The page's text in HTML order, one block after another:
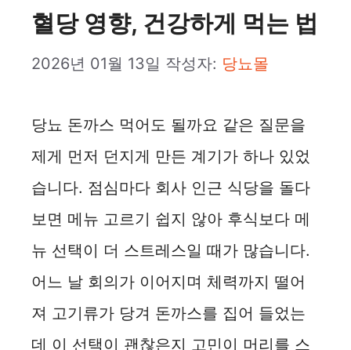
혈당 영향, 건강하게 먹는 법
2026년 01월 13일 작성자: 당뇨몰
당뇨 돈까스 먹어도 될까요 같은 질문을
제게 먼저 던지게 만든 계기가 하나 있었
습니다. 점심마다 회사 인근 식당을 돌다
보면 메뉴 고르기 쉽지 않아 후식보다 메
뉴 선택이 더 스트레스일 때가 많습니다.
어느 날 회의가 이어지며 체력까지 떨어
져 고기류가 당겨 돈까스를 집어 들었는
데 이 선택이 괜찮은지 고민이 머리를 스